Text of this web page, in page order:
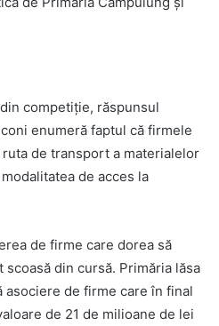
competiție, răspunsul
enumeră faptul că firmele
de transport a materialelor
de acces la
de firme care dorea să
din cursă. Primăria lăsa
de firme care în final
de 21 de milioane de lei